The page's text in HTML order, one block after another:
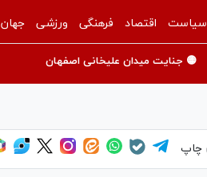
سیاست اقتصاد فرهنگی ورزشی جهان
🟡 جنایت میدان علیخانی اصفهان
چاپ